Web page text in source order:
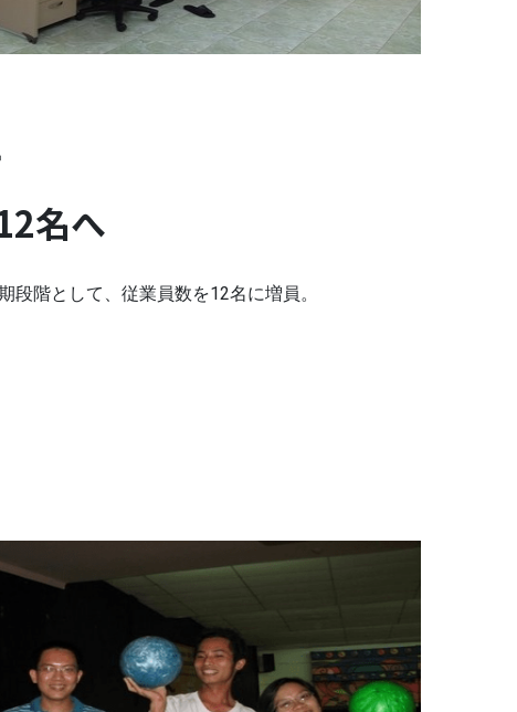
名へ
段階として、従業員数を12名に増員。